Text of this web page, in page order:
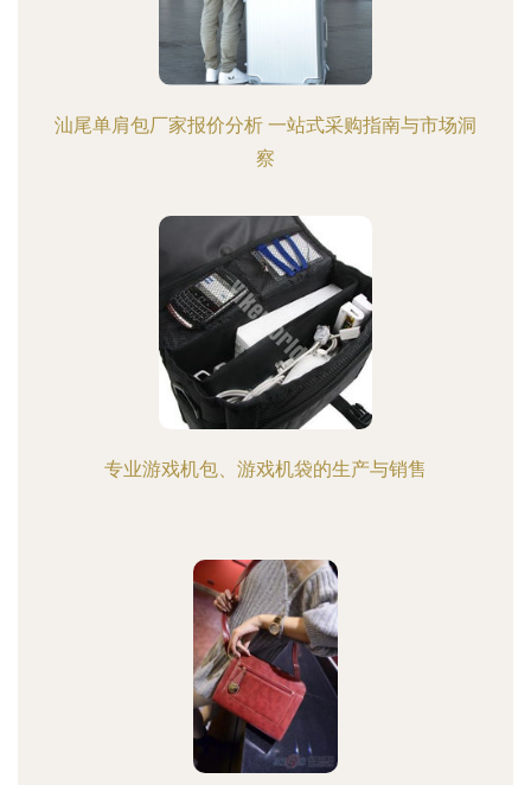
汕尾单肩包厂家报价分析 一站式采购指南与市场洞
察
专业游戏机包、游戏机袋的生产与销售